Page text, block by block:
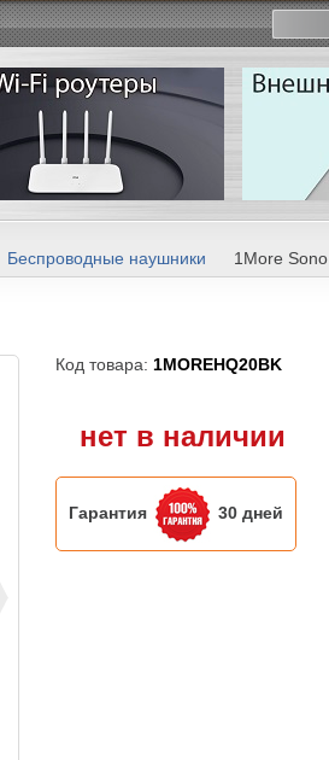
Беспроводные наушники 1More SonoFlow Mini HQ20 Black
Код товара: 1MOREHQ20BK
нет в наличии
Гарантия 30 дней